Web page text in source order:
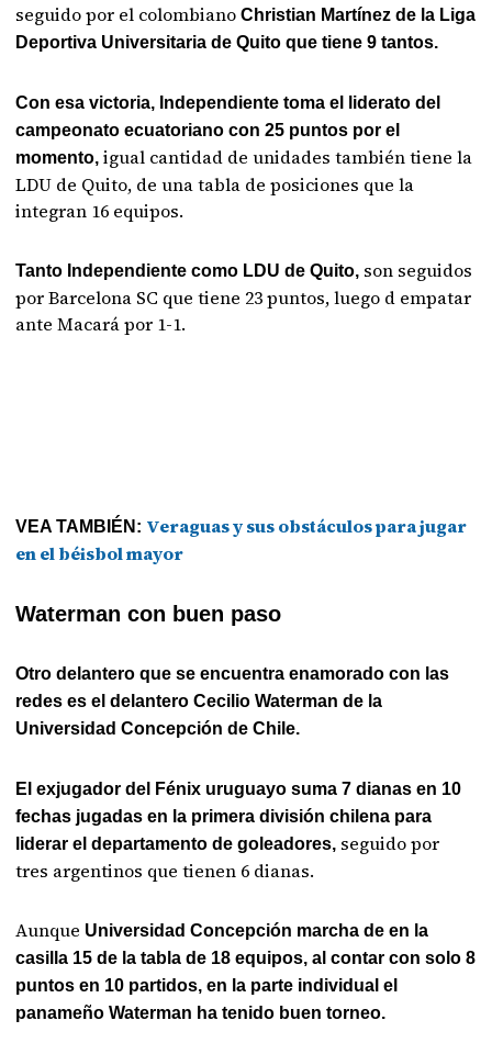
seguido por el colombianoChristian Martínez de la Liga
Deportiva Universitaria de Quito que tiene 9 tantos.
Con esa victoria, Independiente toma el liderato del
campeonato ecuatoriano con 25 puntos por el
momento, igual cantidad de unidades también tiene la
LDU de Quito, de una tabla de posiciones que la
integran 16 equipos.
Tanto Independiente como LDU de Quito, son seguidos
por Barcelona SC que tiene 23 puntos, luego d empatar
ante Macará por 1-1.
VEA TAMBIÉN: Veraguas y sus obstáculos para jugar
en el béisbol mayor
Waterman con buen paso
Otro delantero que se encuentra enamorado con las
redes es el delantero Cecilio Waterman de la
Universidad Concepción de Chile.
El exjugador del Fénix uruguayo suma 7 dianas en 10
fechas jugadas en la primera división chilena para
liderar el departamento de goleadores, seguido por
tres argentinos que tienen 6 dianas.
Aunque Universidad Concepción marcha de en la
casilla 15 de la tabla de 18 equipos, al contar con solo 8
puntos en 10 partidos, en la parte individual el
panameño Waterman ha tenido buen torneo.